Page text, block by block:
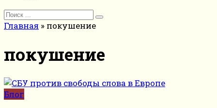
Search
for:
Главная » покушение
покушение
Блог